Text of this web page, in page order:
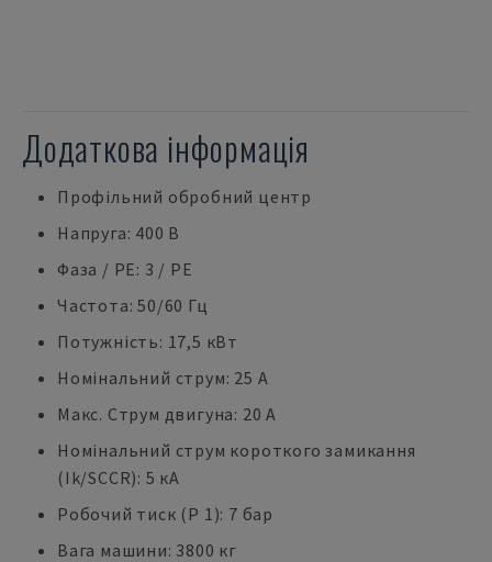
Додаткова інформація
Профільний обробний центр
Напруга: 400 В
Фаза / РЕ: 3 / РЕ
Частота: 50/60 Гц
Потужність: 17,5 кВт
Номінальний струм: 25 А
Макс. Струм двигуна: 20 А
Номінальний струм короткого замикання
(Ik/SCCR): 5 кА
Робочий тиск (P 1): 7 бар
Вага машини: 3800 кг